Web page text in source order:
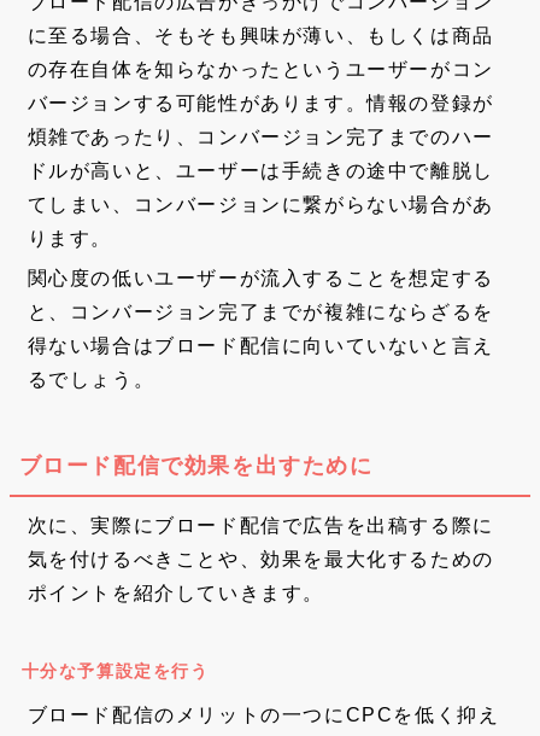
に至る場合、そもそも興味が薄い、もしくは商品
の存在自体を知らなかったというユーザーがコン
バージョンする可能性があります。情報の登録が
煩雑であったり、コンバージョン完了までのハー
ドルが高いと、ユーザーは手続きの途中で離脱し
てしまい、コンバージョンに繋がらない場合があ
ります。
関心度の低いユーザーが流入することを想定する
と、コンバージョン完了までが複雑にならざるを
得ない場合はブロード配信に向いていないと言え
るでしょう。
ブロード配信で効果を出すために
次に、実際にブロード配信で広告を出稿する際に
気を付けるべきことや、効果を最大化するための
ポイントを紹介していきます。
十分な予算設定を行う
ブロード配信のメリットの一つにCPCを低く抑え